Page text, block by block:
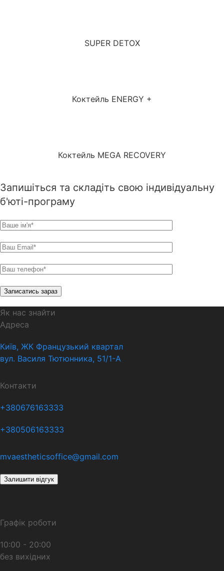
SUPER DETOX
Коктейль ENERGY +
Коктейль MEGA RECOVERY
Запишіться та складіть свою індивідуальну
б'юті-програму
Як нас знайти
Адреса
Київ, ЖК Французький квартал
вул. Василя Тютюнника, 51/1-А
Контакти
+380676163333
+380506163333
mvaestheticsoffice@gmail.com
Залишити відгук
Графік роботи
10:00 - 20:00
без вихідних